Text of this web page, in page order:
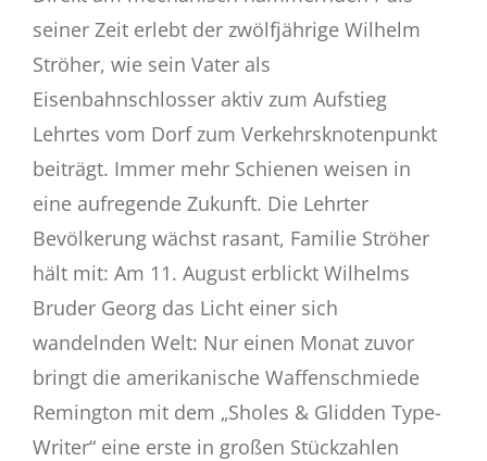
seiner Zeit erlebt der zwölfjährige Wilhelm
Ströher, wie sein Vater als
Eisenbahnschlosser aktiv zum Aufstieg
Lehrtes vom Dorf zum Verkehrsknotenpunkt
beiträgt. Immer mehr Schienen weisen in
eine aufregende Zukunft. Die Lehrter
Bevölkerung wächst rasant, Familie Ströher
hält mit: Am 11. August erblickt Wilhelms
Bruder Georg das Licht einer sich
wandelnden Welt: Nur einen Monat zuvor
bringt die amerikanische Waffenschmiede
Remington mit dem „Sholes & Glidden Type-
Writer“ eine erste in großen Stückzahlen